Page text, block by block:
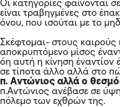
Οι κατηγορίες φαίνονται
είναι τραβηγμένες στο
όνου, που ισούται με το
Σκέφτομαι- στους καιρούς
αποκρυπτόμενο μίσος
όη αυτή η κίνηση έναντίον
σε τίποτα άλλο αλλά στο
π. Αντώνιος αλλά ο
π.Αντώνιος ανέβασε σε
πόλεμο των εχθρών της.